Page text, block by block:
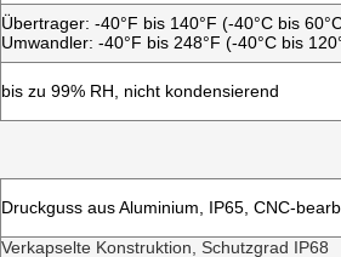
Übertrager: -40°F bis 140°F (-40°C bis
Umwandler: -40°F bis 248°F (-40°C bis
bis zu 99% RH, nicht kondensierend
Druckguss aus Aluminium, IP65, CNC-
Verkapselte Konstruktion, Schutzgrad IP68